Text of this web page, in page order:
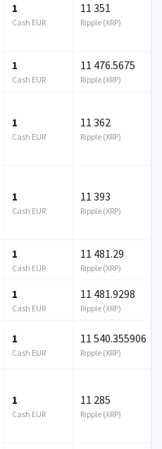
1
Cash EUR
11 351
Ripple (XRP)
1
Cash EUR
11 476.5675
Ripple (XRP)
1
Cash EUR
11 362
Ripple (XRP)
1
Cash EUR
11 393
Ripple (XRP)
1
Cash EUR
11 481.29
Ripple (XRP)
1
Cash EUR
11 481.9298
Ripple (XRP)
1
Cash EUR
11 540.355906
Ripple (XRP)
1
Cash EUR
11 285
Ripple (XRP)